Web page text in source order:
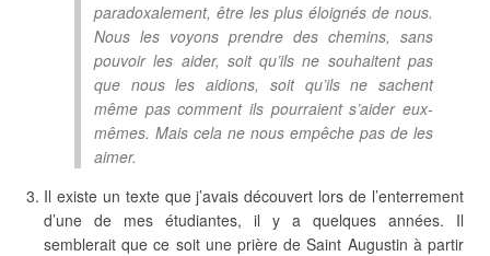
paradoxalement, être les plus éloignés de nous.
Nous les voyons prendre des chemins, sans
pouvoir les aider, soit qu’ils ne souhaitent pas
que nous les aidions, soit qu’ils ne sachent
même pas comment ils pourraient s’aider eux-
mêmes. Mais cela ne nous empêche pas de les
aimer.
Il existe un texte que j’avais découvert lors de l’enterrement
d’une de mes étudiantes, il y a quelques années. Il
semblerait que ce soit une prière de Saint Augustin à partir